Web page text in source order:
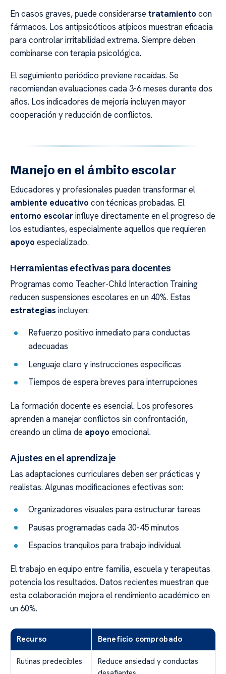
En casos graves, puede considerarse tratamiento con
fármacos. Los antipsicóticos atípicos muestran eficacia
para controlar irritabilidad extrema. Siempre deben
combinarse con terapia psicológica.
El seguimiento periódico previene recaídas. Se
recomiendan evaluaciones cada 3-6 meses durante dos
años. Los indicadores de mejoría incluyen mayor
cooperación y reducción de conflictos.
Manejo en el ámbito escolar
Educadores y profesionales pueden transformar el
ambiente educativo con técnicas probadas. El
entorno escolarinfluye directamente en el progreso de
los estudiantes, especialmente aquellos que requieren
apoyo especializado.
Herramientas efectivas para docentes
Programas como Teacher-Child Interaction Training
reducen suspensiones escolares en un 40%. Estas
estrategias incluyen:
Refuerzo positivo inmediato para conductas
adecuadas
Lenguaje claro y instrucciones específicas
Tiempos de espera breves para interrupciones
La formación docente es esencial. Los profesores
aprenden a manejar conflictos sin confrontación,
creando un clima de apoyo emocional.
Ajustes en el aprendizaje
Las adaptaciones curriculares deben ser prácticas y
realistas. Algunas modificaciones efectivas son:
Organizadores visuales para estructurar tareas
Pausas programadas cada 30-45 minutos
Espacios tranquilos para trabajo individual
El trabajo en equipo entre familia, escuela y terapeutas
potencia los resultados. Datos recientes muestran que
esta colaboración mejora el rendimiento académico en
un 60%.
Recurso Beneficio comprobado
Rutinas predecibles
Reduce ansiedad y conductas